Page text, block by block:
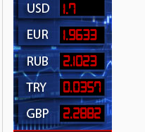
1.7
1.9633
2.1023
0.0357
2.2882